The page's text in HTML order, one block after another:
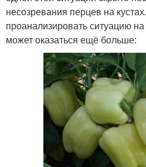
несозревания перцев на
проанализировать ситуацию
может оказаться ещё больше: